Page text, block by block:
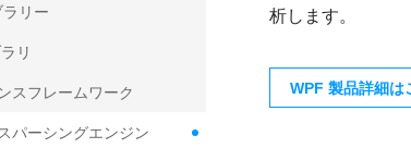
リー
リ
スフレームワーク
パーシングエンジン
析します。
WPF 製品詳細は